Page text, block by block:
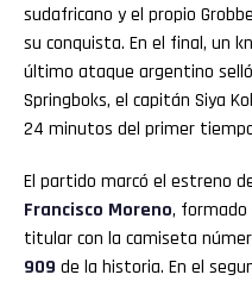
sudafricano y el propio
su conquista. En el final, un
último ataque argentino
Springboks, el capitán Siya
24 minutos del primer
El partido marcó el estreno
Francisco Moreno, formado
titular con la camiseta
909 de la historia. En el